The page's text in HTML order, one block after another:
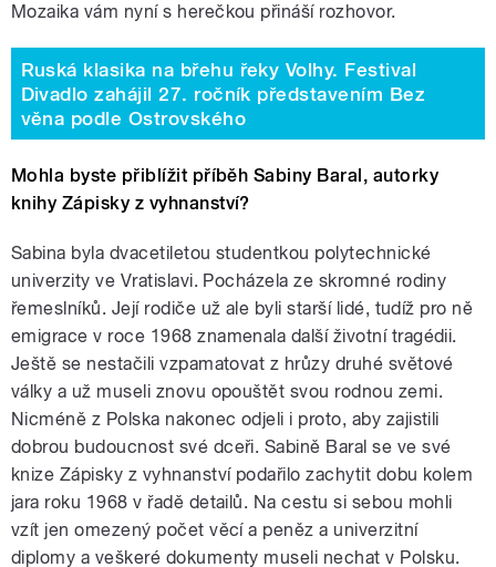
Mozaika vám nyní s herečkou přináší rozhovor.
Ruská klasika na břehu řeky Volhy. Festival
Divadlo zahájil 27. ročník představením Bez
věna podle Ostrovského
Mohla byste přiblížit příběh Sabiny Baral, autorky
knihy Zápisky z vyhnanství?
Sabina byla dvacetiletou studentkou polytechnické
univerzity ve Vratislavi. Pocházela ze skromné rodiny
řemeslníků. Její rodiče už ale byli starší lidé, tudíž pro ně
emigrace v roce 1968 znamenala další životní tragédii.
Ještě se nestačili vzpamatovat z hrůzy druhé světové
války a už museli znovu opouštět svou rodnou zemi.
Nicméně z Polska nakonec odjeli i proto, aby zajistili
dobrou budoucnost své dceři. Sabině Baral se ve své
knize Zápisky z vyhnanství podařilo zachytit dobu kolem
jara roku 1968 v řadě detailů. Na cestu si sebou mohli
vzít jen omezený počet věcí a peněz a univerzitní
diplomy a veškeré dokumenty museli nechat v Polsku.